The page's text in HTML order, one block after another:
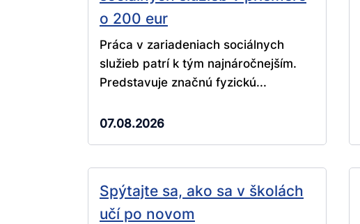
o 200 eur
Práca v zariadeniach sociálnych
služieb patrí k tým najnáročnejším.
Predstavuje značnú fyzickú...
07.08.2026
Spýtajte sa, ako sa v školách
učí po novom